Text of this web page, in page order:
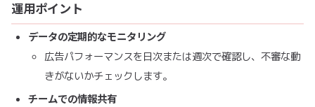
運用ポイント
データの定期的なモニタリング
広告パフォーマンスを日次または週次で確認し、不審な動
きがないかチェックします。
チームでの情報共有